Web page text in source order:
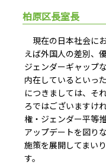
柏原区長室長
現在の日本社会に
えば外国人の差別、
ジェンダーギャップ
内在しているといっ
につきましては、そ
ろではございますけ
権・ジェンダー平等
アップデートを図り
施策を展開してまい
す。